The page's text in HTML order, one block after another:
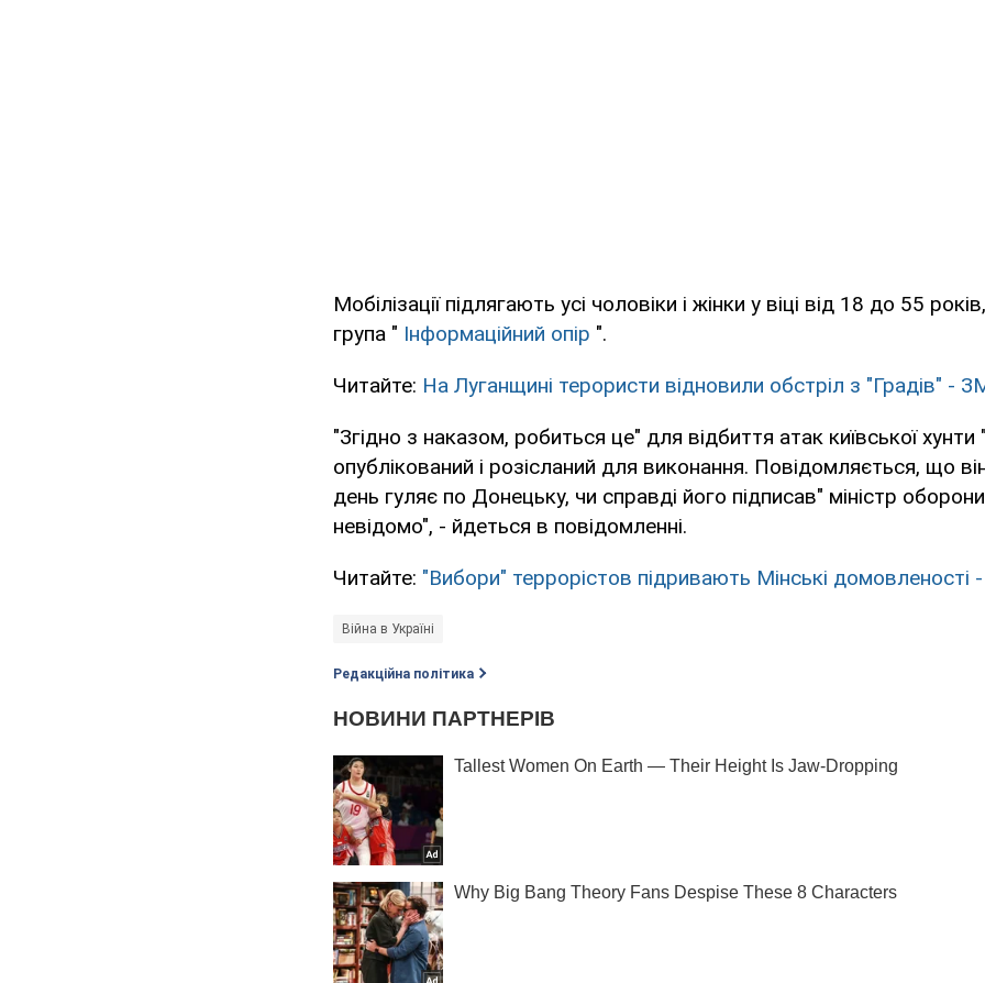
Мобілізації підлягають усі чоловіки і жінки у віці від 18 до 55
група " Інформаційний опір ".
Читайте: На Луганщині терористи відновили обстріл з "Градів" -
"Згідно з наказом, робиться це" для відбиття атак київської
опублікований і розісланий для виконання. Повідомляється, що
день гуляє по Донецьку, чи справді його підписав" міністр
невідомо", - йдеться в повідомленні.
Читайте: "Вибори" терроріcтов підривають Мінські домовленості
Війна в Україні
Редакційна політика